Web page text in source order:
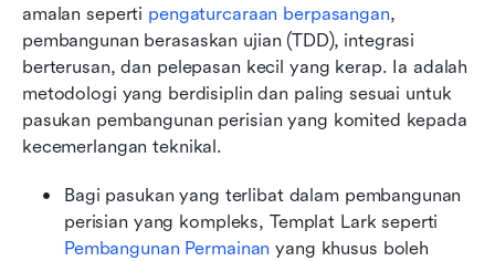
amalan seperti pengaturcaraan berpasangan,
pembangunan berasaskan ujian (TDD), integrasi
berterusan, dan pelepasan kecil yang kerap. Ia adalah
metodologi yang berdisiplin dan paling sesuai untuk
pasukan pembangunan perisian yang komited kepada
kecemerlangan teknikal.
Bagi pasukan yang terlibat dalam pembangunan
Pembangunan Permainan yang khusus boleh